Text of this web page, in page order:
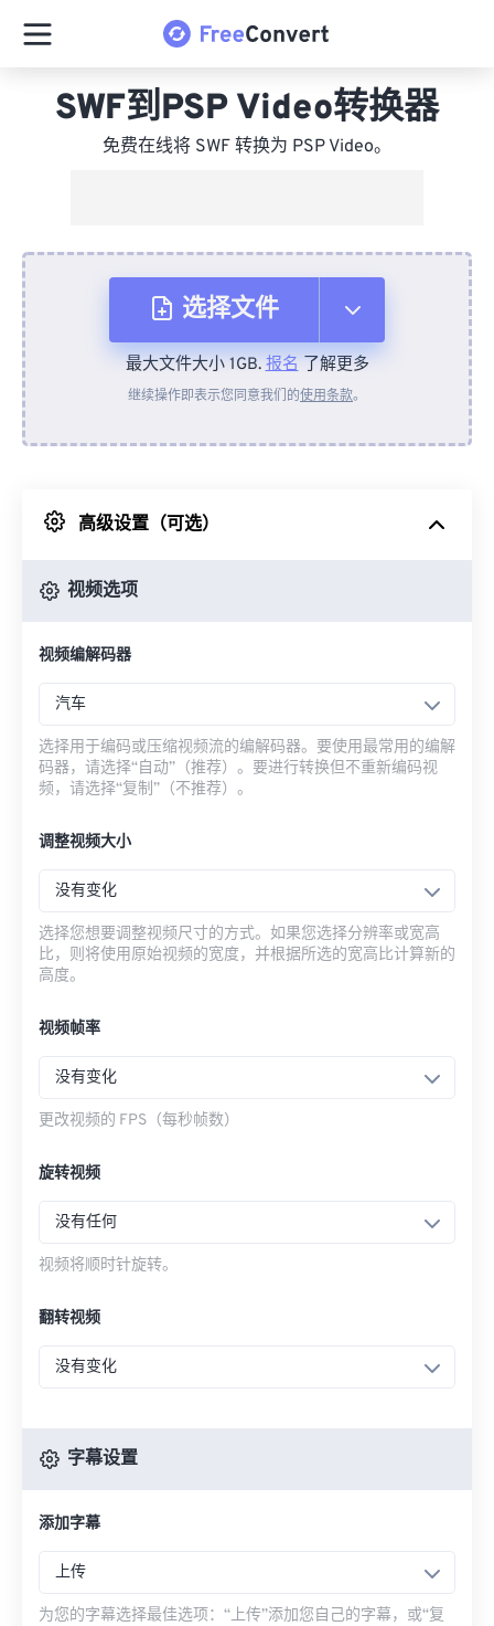
SWF到PSP Video转换器
免费在线将 SWF 转换为 PSP Video。
选择文件
从设备
来自 Google Drive
最大文件大小 1GB.报名了解更多
继续操作即表示您同意我们的使用条款。
高级设置（可选）
视频选项
视频编解码器
汽车
选择用于编码或压缩视频流的编解码器。要使用最常用的编解
码器，请选择“自动”（推荐）。要进行转换但不重新编码视
频，请选择“复制”（不推荐）。
调整视频大小
没有变化
选择您想要调整视频尺寸的方式。如果您选择分辨率或宽高
比，则将使用原始视频的宽度，并根据所选的宽高比计算新的
高度。
视频帧率
没有变化
更改视频的 FPS（每秒帧数）
旋转视频
没有任何
视频将顺时针旋转。
翻转视频
没有变化
字幕设置
添加字幕
上传
为您的字幕选择最佳选项：“上传”添加您自己的字幕，或“复